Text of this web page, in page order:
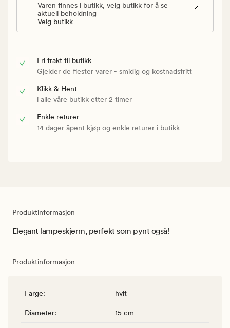
Varen finnes i butikk, velg butikk for å se
aktuell beholdning
Velg butikk
Fri frakt til butikk
Gjelder de flester varer - smidig og kostnadsfritt
Klikk & Hent
i alle våre butikk etter 2 timer
Enkle returer
14 dager åpent kjøp og enkle returer i butikk
Produktinformasjon
Elegant lampeskjerm, perfekt som pynt også!
Produktinformasjon
Farge: hvit
Diameter: 15 cm